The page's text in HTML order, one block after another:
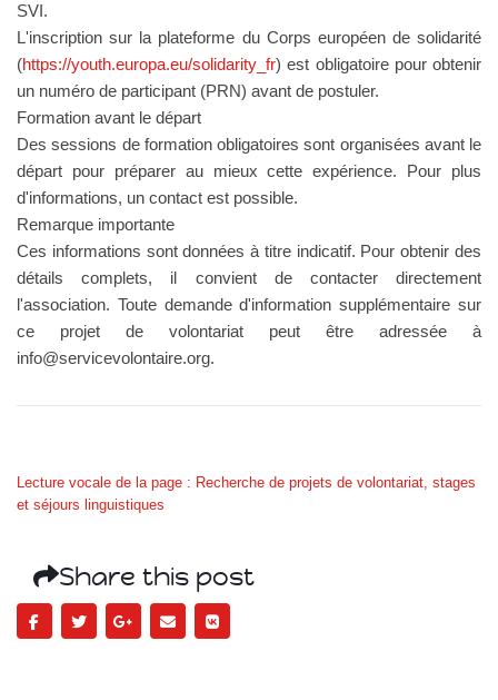
SVI.
L'inscription sur la plateforme du Corps européen de solidarité
(https://youth.europa.eu/solidarity_fr) est obligatoire pour obtenir
un numéro de participant (PRN) avant de postuler.
Formation avant le départ
Des sessions de formation obligatoires sont organisées avant le
départ pour préparer au mieux cette expérience. Pour plus
d'informations, un contact est possible.
Remarque importante
Ces informations sont données à titre indicatif. Pour obtenir des
détails complets, il convient de contacter directement
l'association. Toute demande d'information supplémentaire sur
ce projet de volontariat peut être adressée à
info@servicevolontaire.org.
Lecture vocale de la page : Recherche de projets de volontariat, stages
et séjours linguistiques
Share this post